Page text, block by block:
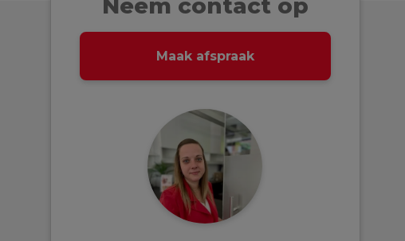
Neem contact op
Maak afspraak